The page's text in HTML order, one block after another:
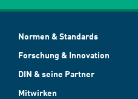
Normen & Standards
Forschung & Innovation
DIN & seine Partner
Mitwirken